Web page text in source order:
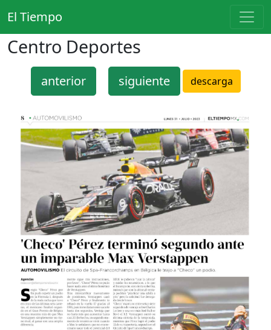
El Tiempo
Centro Deportes
anterior siguiente descarga